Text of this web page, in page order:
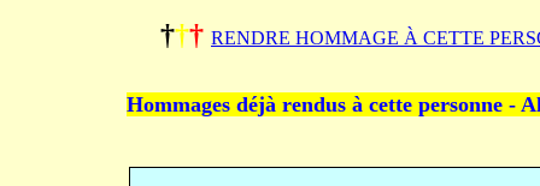
††† RENDRE HOMMAGE À CETTE
Hommages déjà rendus à cette personne -